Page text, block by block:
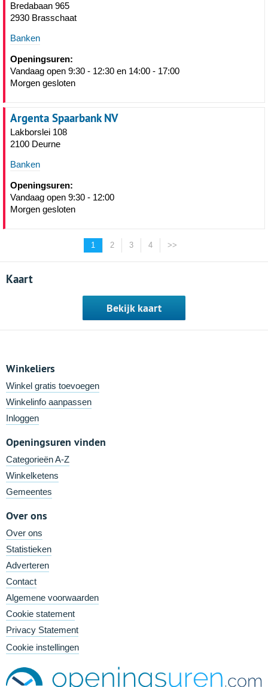
Bredabaan 965
2930 Brasschaat
Banken
Openingsuren:
Vandaag open 9:30 - 12:30 en 14:00 - 17:00
Morgen gesloten
Argenta Spaarbank NV
Lakborslei 108
2100 Deurne
Banken
Openingsuren:
Vandaag open 9:30 - 12:00
Morgen gesloten
1 2 3 4 >>
Kaart
Bekijk kaart
Winkeliers
Winkel gratis toevoegen
Winkelinfo aanpassen
Inloggen
Openingsuren vinden
Categorieën A-Z
Winkelketens
Gemeentes
Over ons
Over ons
Statistieken
Adverteren
Contact
Algemene voorwaarden
Cookie statement
Privacy Statement
Cookie instellingen